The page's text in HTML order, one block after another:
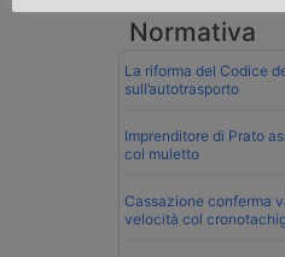
Normativa
La riforma del Codice
sull’autotrasporto
Imprenditore di Prato
col muletto
Cassazione conferma
velocità col